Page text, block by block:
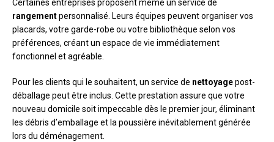
Certaines entreprises proposent même un service de
rangementpersonnalisé. Leurs équipes peuvent organiser vos
placards, votre garde-robe ou votre bibliothèque selon vos
préférences, créant un espace de vie immédiatement
fonctionnel et agréable.
Pour les clients qui le souhaitent, un service de nettoyagepost-
déballage peut être inclus. Cette prestation assure que votre
nouveau domicile soit impeccable dès le premier jour, éliminant
les débris d’emballage et la poussière inévitablement générée
lors du déménagement.